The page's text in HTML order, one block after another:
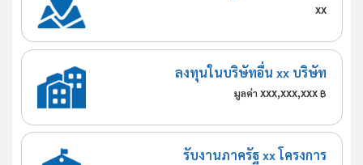
xx
ลงทุนในบริษัทอื่น xx บริษัท
มูลค่า xxx,xxx,xxx ฿
รับงานภาครัฐ xx โครงการ